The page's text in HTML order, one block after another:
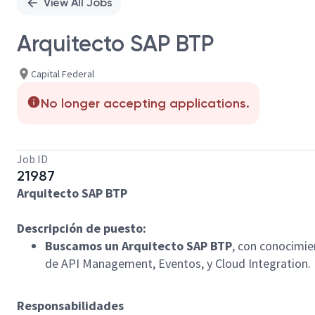
Arquitecto SAP BTP
Capital Federal
No longer accepting applications.
Job ID
21987
Arquitecto SAP BTP
Descripción de puesto:
Buscamos un Arquitecto SAP BTP, con
de API Management, Eventos, y Cloud
Responsabilidades